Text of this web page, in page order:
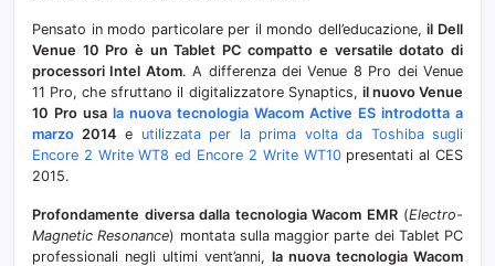
ES)
Pensato in modo particolare per il mondo dell’educazione,il Dell
Venue 10 Pro è un Tablet PC compatto e versatile dotato di
processori Intel Atom. A differenza dei Venue 8 Pro dei Venue
11 Pro, che sfruttano il digitalizzatore Synaptics, il nuovo Venue
10 Pro usa la nuova tecnologia Wacom Active ES introdotta a
marzo 2014 e utilizzata per la prima volta da Toshiba sugli
Encore 2 Write WT8 ed Encore 2 Write WT10presentati al CES
2015.
Profondamente diversa dalla tecnologia Wacom EMR(Electro-
Magnetic Resonance) montata sulla maggior parte dei Tablet PC
professionali negli ultimi vent’anni, la nuova tecnologia Wacom